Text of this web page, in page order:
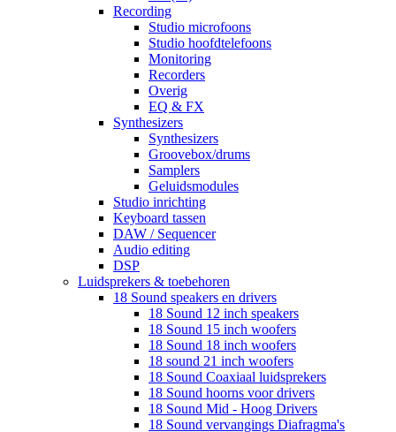
Recording
Studio microfoons
Studio hoofdtelefoons
Monitoring
Recorders
Overig
EQ & FX
Synthesizers
Synthesizers
Groovebox/drums
Samplers
Geluidsmodules
Studio inrichting
Keyboard tassen
DAW / Sequencer
Audio editing
DSP
Luidsprekers & toebehoren
18 Sound speakers en drivers
18 Sound 12 inch speakers
18 Sound 15 inch woofers
18 Sound 18 inch woofers
18 sound 21 inch woofers
18 Sound Coaxiaal luidsprekers
18 Sound hoorns voor drivers
18 Sound Mid - Hoog Drivers
18 Sound vervangings Diafragma's